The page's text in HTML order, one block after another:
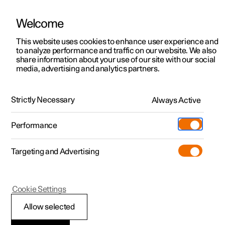
Polestar 2
Polestar 3
Polestar 4
Pre-owned
Shop
Meer
Testrit
Aanbiedingen voor
Testrit
Aanbiedingen voor
Polestar 4 coupé
Ontdek Polestar 4
Testrit
Bekijk onze stockwagens
Aanbiedingen voor
Ontdek Polestar 5
Over pre-owned
Pre-owned aanbiedingen
Aanbiedingen voor particulieren
Aanbiedingen voor
professionelen
Bekijk onze stockwagens
Configureer
Pre-owned
Testrit
Additionals
(Opent in een nieuw venster)
Experiences
Ontmoet ons
Servicepunten
Opladen
Support
Nieuws
16.08.2022
Polestar 6 gaat in productie
Tijd om emotioneel te worden.
Welcome
This website uses cookies to enhance user experience and
to analyze performance and traffic on our website. We also
share information about your use of our site with our social
media, advertising and analytics partners.
Strictly Necessary Always Active
Performance
Targeting and Advertising
Allow selected
Cookie Settings